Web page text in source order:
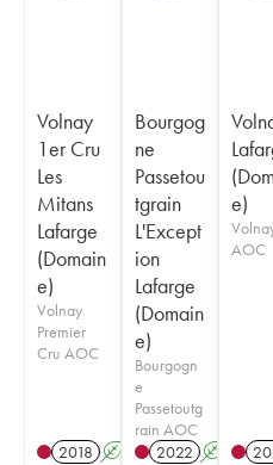
Volnay
1er Cru
Les
Mitans
Lafarge
(Domain
e)
Volnay
Premier
Cru AOC
2018 A
Bourgog
ne
Passetou
tgrain
L'Except
ion
Lafarge
(Domain
e)
Bourgogn
e
Passetoutg
rain AOC
2022 A
e)
AOC